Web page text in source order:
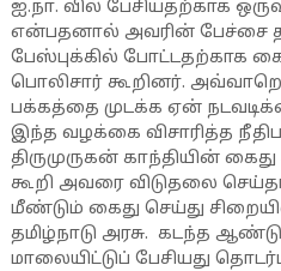
ஐ.நா. வில் பேசியதற்காக
என்பதனால் அவரின் பேச்சை
பேஸ்புக்கில் போட்டதற்காக
பொலிசார் கூறினர்.
பக்கத்தை முடக்க ஏன்
இந்த வழக்கை விசாரித்த
திருமுருகன் காந்தியின்
கூறி அவரை விடுதலை
மீண்டும் கைது செய்து
தமிழ்நாடு அரசு. கடந்த
மாலையிட்டுப் பேசியது